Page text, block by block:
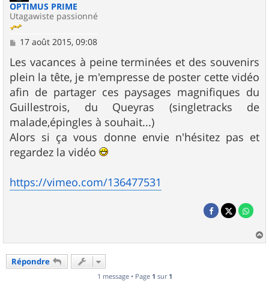
OPTIMUS PRIME
Utagawiste passionné
M
s
s
a
g
e
17 août 2015, 09:08
Les vacances à peine terminées et des souvenirs
plein la tête, je m'empresse de poster cette vidéo
afin de partager ces paysages magnifiques du
Guillestrois, du Queyras (singletracks de
malade,épingles à souhait...)
Alors si ça vous donne envie n'hésitez pas et
regardez la vidéo
https://vimeo.com/136477531
a
Répondre
1 message • Page 1 sur 1